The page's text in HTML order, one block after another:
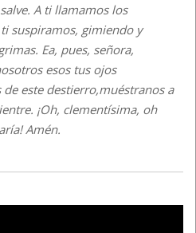
A ti llamamos los
suspiramos, gimiendo y
Ea, pues, señora,
esos tus ojos
este destierro,muéstranos a
¡Oh, clementísima, oh
Amén.